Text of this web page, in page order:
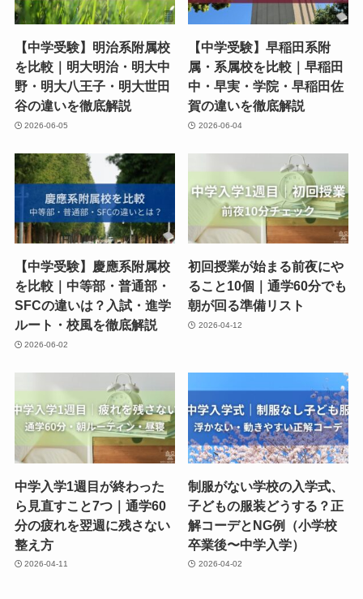
【中学受験】明治系附属校
を比較｜明大明治・明大中
野・明大八王子・明大世田
谷の違いを徹底解説
2026-06-05
【中学受験】早稲田系附
属・系属校を比較｜早稲田
中・早実・学院・早稲田佐
賀の違いを徹底解説
2026-06-04
【中学受験】慶應系附属校
を比較｜中等部・普通部・
SFCの違いは？入試・進学
ルート・校風を徹底解説
2026-06-02
初回授業が始まる前夜にや
ること10個｜通学60分でも
朝が回る準備リスト
2026-04-12
中学入学1週目が終わった
ら見直すこと7つ｜通学60
分の疲れを翌週に残さない
整え方
2026-04-11
制服がない学校の入学式、
子どもの服装どうする？正
解コーデとNG例（小学校
卒業後〜中学入学）
2026-04-02